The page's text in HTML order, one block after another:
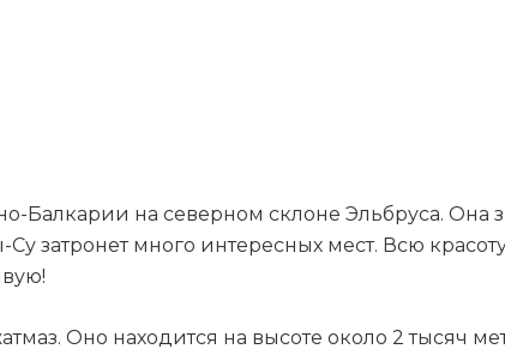
Балкарии на северном склоне Эльбруса. Она
затронет много интересных мест. Всю
Оно находится на высоте около 2 тысяч